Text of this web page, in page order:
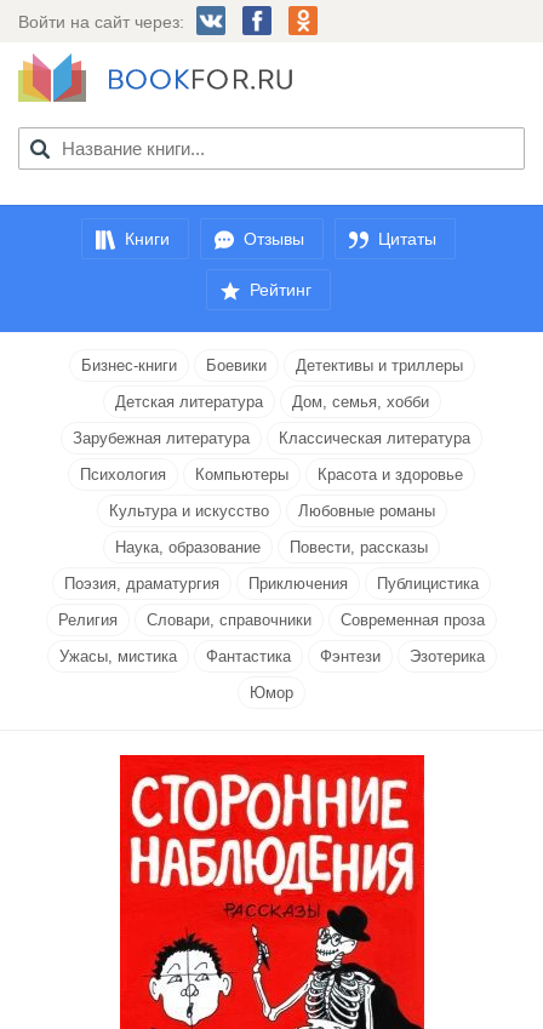
Войти на сайт через:
Книги Отзывы Цитаты
Рейтинг
Бизнес-книги Боевики
Детективы и триллеры
Детская литература
Дом, семья, хобби
Зарубежная литература
Классическая литература
Психология
Компьютеры
Красота и здоровье
Культура и искусство
Любовные романы
Наука, образование
Повести, рассказы
Поэзия, драматургия
Приключения
Публицистика
Религия
Словари, справочники
Современная проза
Ужасы, мистика
Фантастика Фэнтези
Эзотерика
Юмор